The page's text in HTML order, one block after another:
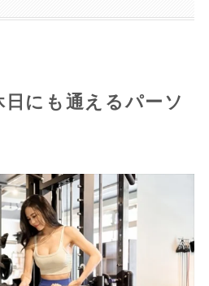
日にも通えるパーソ